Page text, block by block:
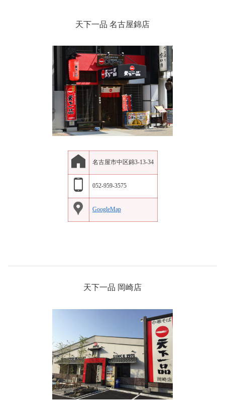
天下一品 名古屋錦店
名古屋市中区錦3-13-34
052-959-3575
GoogleMap
天下一品 岡崎店